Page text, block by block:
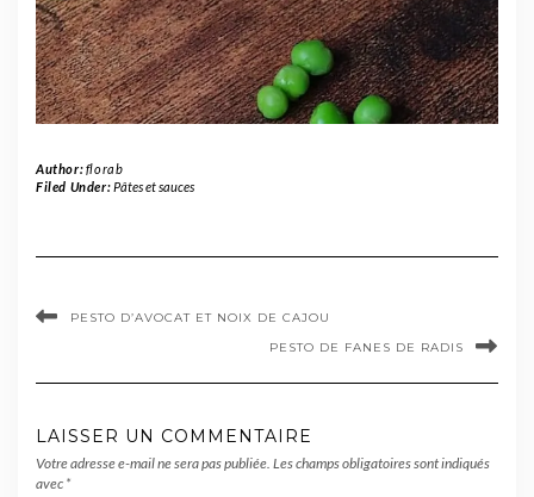
Author:florab
Filed Under:Pâtes et sauces
PESTO D’AVOCAT ET NOIX DE CAJOU
PESTO DE FANES DE RADIS
LAISSER UN COMMENTAIRE
Votre adresse e-mail ne sera pas publiée. Les champs obligatoires sont indiqués
avec *